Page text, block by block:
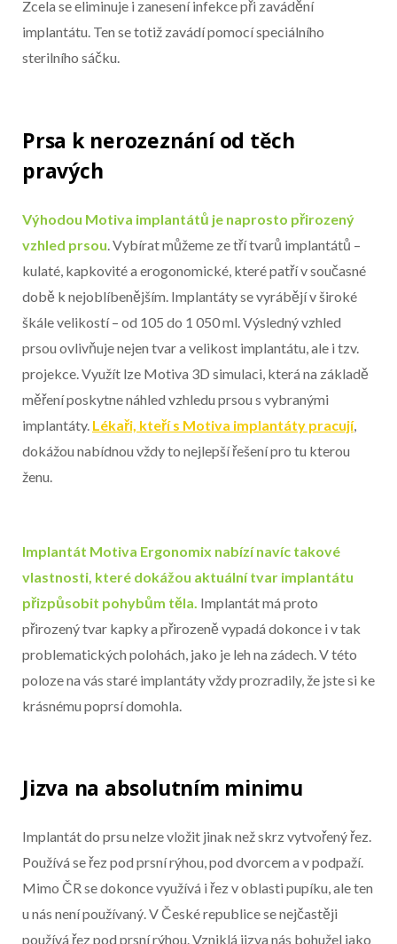
Zcela se eliminuje i zanesení infekce při zavádění
implantátu. Ten se totiž zavádí pomocí speciálního
sterilního sáčku.
Prsa k nerozeznání od těch
pravých
Výhodou Motiva implantátů je naprosto přirozený
vzhled prsou . Vybírat můžeme ze tří tvarů implantátů –
kulaté, kapkovité a erogonomické, které patří v současné
době k nejoblíbenějším. Implantáty se vyrábějí v široké
škále velikostí – od 105 do 1 050 ml. Výsledný vzhled
prsou ovlivňuje nejen tvar a velikost implantátu, ale i tzv.
projekce. Využít lze Motiva 3D simulaci, která na základě
měření poskytne náhled vzhledu prsou s vybranými
implantáty. Lékaři, kteří s Motiva implantáty pracují,
dokážou nabídnou vždy to nejlepší řešení pro tu kterou
ženu.
Implantát Motiva Ergonomix nabízí navíc takové
vlastnosti, které dokážou aktuální tvar implantátu
přizpůsobit pohybům těla. Implantát má proto
přirozený tvar kapky a přirozeně vypadá dokonce i v tak
problematických polohách, jako je leh na zádech. V této
poloze na vás staré implantáty vždy prozradily, že jste si ke
krásnému poprsí domohla.
Jizva na absolutním minimu
Implantát do prsu nelze vložit jinak než skrz vytvořený řez.
Používá se řez pod prsní rýhou, pod dvorcem a v podpaží.
Mimo ČR se dokonce využívá i řez v oblasti pupíku, ale ten
u nás není používaný. V České republice se nejčastěji
používá řez pod prsní rýhou. Vzniklá jizva nás bohužel jako